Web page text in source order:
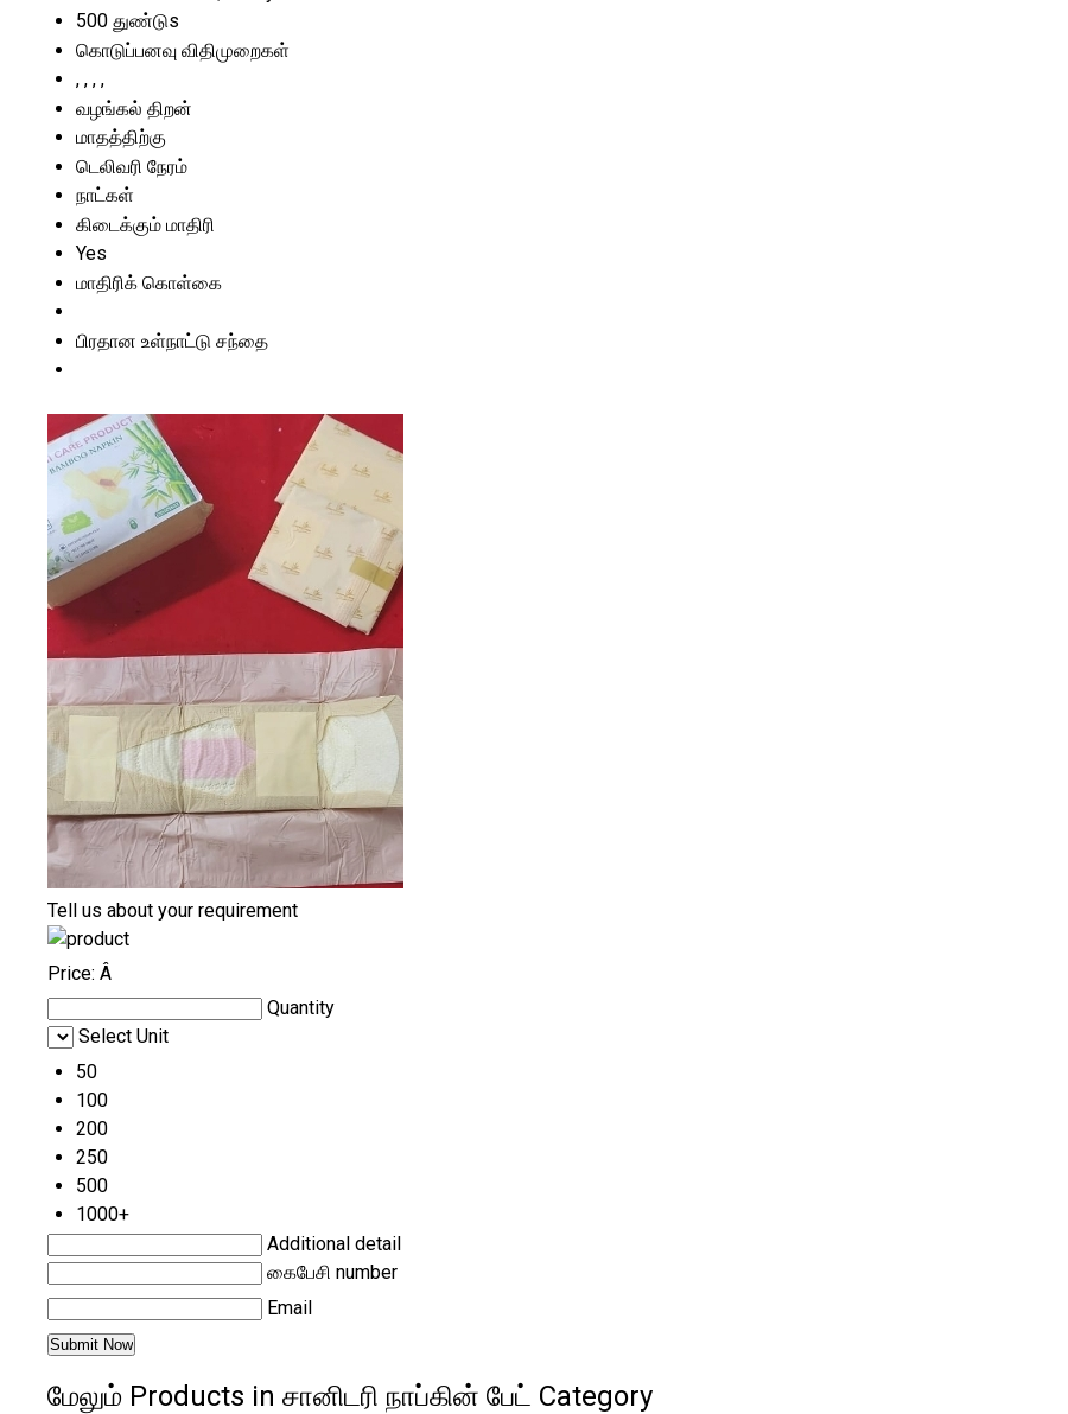
500 துண்டுs
கொடுப்பனவு விதிமுறைகள்
, , , ,
வழங்கல் திறன்
மாதத்திற்கு
டெலிவரி நேரம்
நாட்கள்
கிடைக்கும் மாதிரி
Yes
மாதிரிக் கொள்கை
பிரதான உள்நாட்டு சந்தை
Tell us about your requirement
Price: Â
Quantity
Select Unit
50
100
200
250
500
1000+
Additional detail
கைபேசி number
Email
மேலும் Products in சானிடரி நாப்கின் பேட் Category